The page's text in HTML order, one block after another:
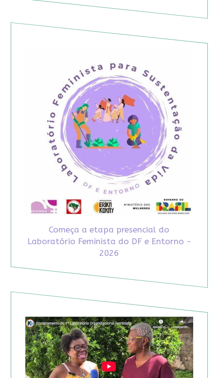
Começa a etapa presencial do
Laboratório Feminista do DF e Entorno -
2026